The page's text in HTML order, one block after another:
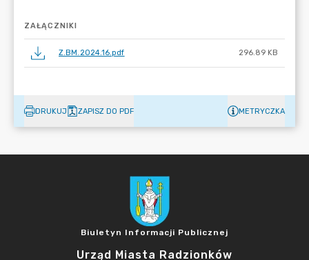
ZAŁĄCZNIKI
Z.BM.2024.16.pdf 296.89 KB
DRUKUJ ZAPISZ DO PDF METRYCZKA
Biuletyn Informacji Publicznej
Urząd Miasta Radzionków